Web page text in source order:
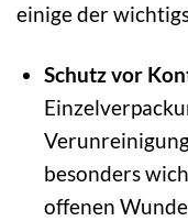
einige der
Schutz vor
besonders
offenen